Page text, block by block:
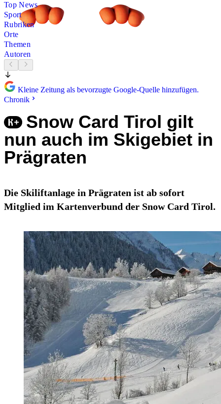
Top News
Sport
Rubriken
Orte
Themen
Autoren
Kleine Zeitung als bevorzugte Google-Quelle hinzufügen.
Chronik
Snow Card Tirol gilt
nun auch im Skigebiet in
Prägraten
Die Skiliftanlage in Prägraten ist ab sofort
Mitglied im Kartenverbund der Snow Card Tirol.